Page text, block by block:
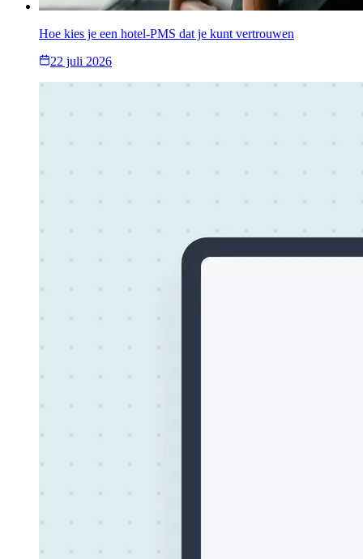
Hoe kies je een hotel-PMS dat je kunt vertrouwen
22 juli 2026